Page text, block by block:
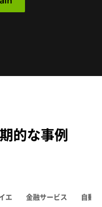
的な事例
エ
金融サービス 自動車